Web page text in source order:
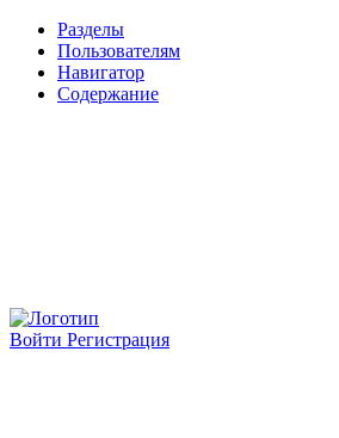
Разделы
Пользователям
Навигатор
Содержание
Войти Регистрация